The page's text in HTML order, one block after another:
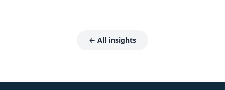
← All insights